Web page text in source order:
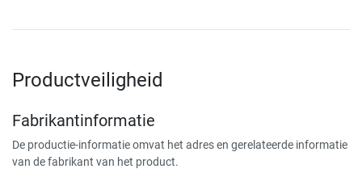
Productveiligheid
Fabrikantinformatie
De productie-informatie omvat het adres en gerelateerde informatie
van de fabrikant van het product.